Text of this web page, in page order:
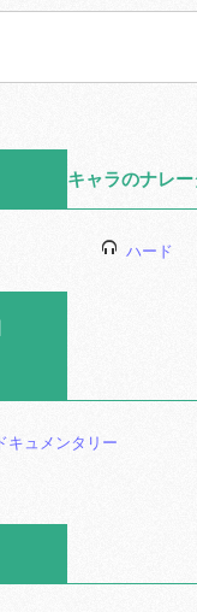
ドする
キャラのナレ
ハード
キュメンタリー